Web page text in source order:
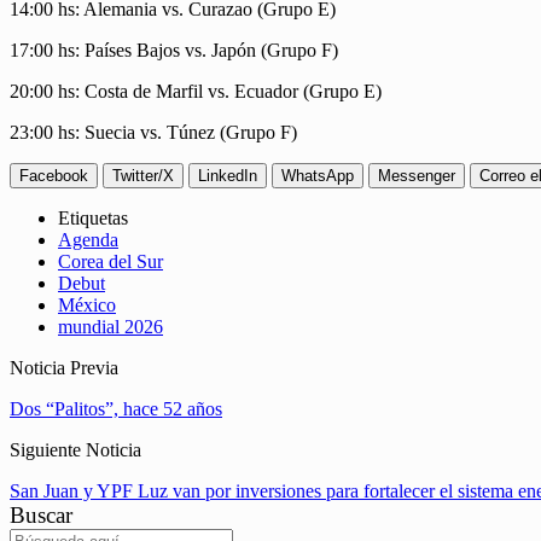
14:00 hs: Alemania vs. Curazao (Grupo E)
17:00 hs: Países Bajos vs. Japón (Grupo F)
20:00 hs: Costa de Marfil vs. Ecuador (Grupo E)
23:00 hs: Suecia vs. Túnez (Grupo F)
Facebook Twitter/X LinkedIn WhatsApp Messenger Correo
Etiquetas
Agenda
Corea del Sur
Debut
México
mundial 2026
Noticia Previa
Dos “Palitos”, hace 52 años
Siguiente Noticia
San Juan y YPF Luz van por inversiones para fortalecer el sistema
Buscar